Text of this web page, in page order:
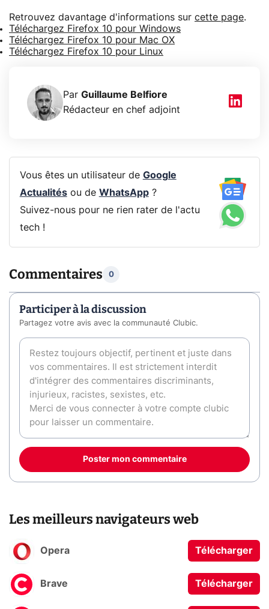
Retrouvez davantage d'informations sur cette page.
Téléchargez Firefox 10 pour Windows
Téléchargez Firefox 10 pour Mac OX
Téléchargez Firefox 10 pour Linux
Par Guillaume Belfiore
Rédacteur en chef adjoint
Vous êtes un utilisateur de Google
Actualitésou de WhatsApp?
Suivez-nous pour ne rien rater de l'actu
tech !
Commentaires 0
Participer à la discussion
Partagez votre avis avec la communauté Clubic.
Poster mon commentaire
Les meilleurs navigateurs web
Opera Télécharger
Brave Télécharger